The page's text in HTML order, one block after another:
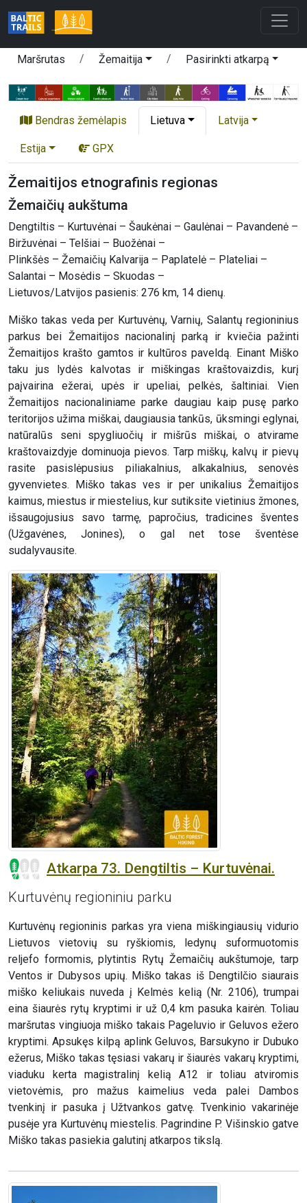
Maršrutas Žemaitija Pasirinkti atkarpą
Bendras žemėlapis Lietuva Latvija
Estija GPX
Žemaitijos etnografinis regionas
Žemaičių aukštuma
Dengtiltis – Kurtuvėnai – Šaukėnai – Gaulėnai – Pavandenė –
Biržuvėnai – Telšiai – Buožėnai –
Plinkšės – Žemaičių Kalvarija – Paplatelė – Plateliai –
Salantai – Mosėdis – Skuodas –
Lietuvos/Latvijos pasienis: 276 km, 14 dienų.
Miško takas veda per Kurtuvėnų, Varnių, Salantų regioninius
parkus bei Žemaitijos nacionalinį parką ir kviečia pažinti
Žemaitijos krašto gamtos ir kultūros paveldą. Einant Miško
taku jus lydės kalvotas ir miškingas kraštovaizdis, kurį
paįvairina ežerai, upės ir upeliai, pelkės, šaltiniai. Vien
Žemaitijos nacionaliniame parke daugiau kaip pusę parko
teritorijos užima miškai, daugiausia tankūs, ūksmingi eglynai,
natūralūs seni spygliuočių ir mišrūs miškai, o atvirame
kraštovaizdyje dominuoja pievos. Tarp miškų, kalvų ir pievų
rasite pasislėpusius piliakalnius, alkakalnius, senovės
gyvenvietes. Miško takas ves ir per unikalius Žemaitijos
kaimus, miestus ir miestelius, kur sutiksite vietinius žmones,
išsaugojusius savo tarmę, papročius, tradicines šventes
(Užgavėnes, Jonines), o gal net tose šventėse
sudalyvausite.
Atkarpa 73. Dengtiltis – Kurtuvėnai.
Kurtuvėnų regioniniu parku
Kurtuvėnų regioninis parkas yra viena miškingiausių vidurio
Lietuvos vietovių su ryškiomis, ledynų suformuotomis
reljefo formomis, plytintis Rytų Žemaičių aukštumoje, tarp
Ventos ir Dubysos upių. Miško takas iš Dengtilčio siaurais
miško keliukais nuveda į Kelmės kelią (Nr. 2106), trumpai
eina šiaurės rytų kryptimi ir už 0,4 km pasuka kairėn. Toliau
maršrutas vingiuoja miško takais Pageluvio ir Geluvos ežero
kryptimi. Apsukęs kilpą aplink Geluvos, Barsukyno ir Dubuko
ežerus, Miško takas tęsiasi vakarų ir šiaurės vakarų kryptimi,
viaduku kerta magistralinį kelią A12 ir toliau atviromis
vietovėmis, pro mažus kaimelius veda palei Dambos
tvenkinį ir pasuka į Užtvankos gatvę. Tvenkinio vakarinėje
pusėje yra Kurtuvėnų miestelis. Pagrindine P. Višinskio gatve
Miško takas pasiekia galutinį atkarpos tikslą.